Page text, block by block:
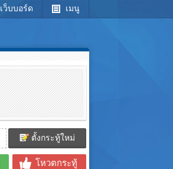
เว็บบอร์ด เมนู
ตั้งกระทู้ใหม่
โหวตกระทู้